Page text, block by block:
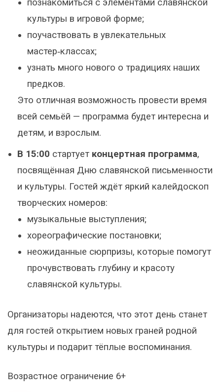
познакомиться с элементами славянской
культуры в игровой форме;
поучаствовать в увлекательных
мастер‑классах;
узнать много нового о традициях наших
предков.
Это отличная возможность провести время
всей семьёй — программа будет интересна и
детям, и взрослым.
В 15:00 стартует концертная программа,
посвящённая Дню славянской письменности
и культуры. Гостей ждёт яркий калейдоскоп
творческих номеров:
музыкальные выступления;
хореографические постановки;
неожиданные сюрпризы, которые помогут
прочувствовать глубину и красоту
славянской культуры.
Организаторы надеются, что этот день станет
для гостей открытием новых граней родной
культуры и подарит тёплые воспоминания.
Возрастное ограничение 6+